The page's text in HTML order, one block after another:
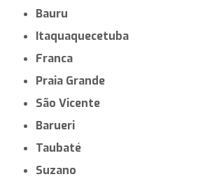
Bauru
Itaquaquecetuba
Franca
Praia Grande
São Vicente
Barueri
Taubaté
Suzano